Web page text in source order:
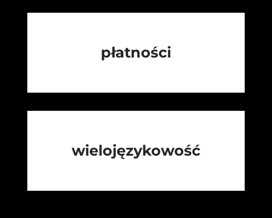
płatności
wielojęzykowość